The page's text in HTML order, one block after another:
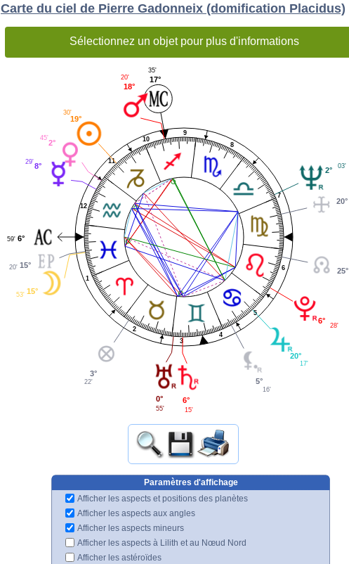
Carte du ciel de Pierre Gadonneix (domification Placidus)
Sélectionnez un objet pour plus d'informations
1
2
3
4
5
6
7
8
9
10
11
12
20°
2° 03'
17°
35'
18°
20'
19°
30'
2°
45'
8°
29'
6°
59'
15°
20'
15°
53'
3°
22'
0°
55'
6°
15'
5°
16'
20°
17'
6°
28'
25°
Paramètres d'affichage
Afficher les aspects et positions des planètes
Afficher les aspects aux angles
Afficher les aspects mineurs
Afficher les aspects à Lilith et au Nœud Nord
Afficher les astéroïdes